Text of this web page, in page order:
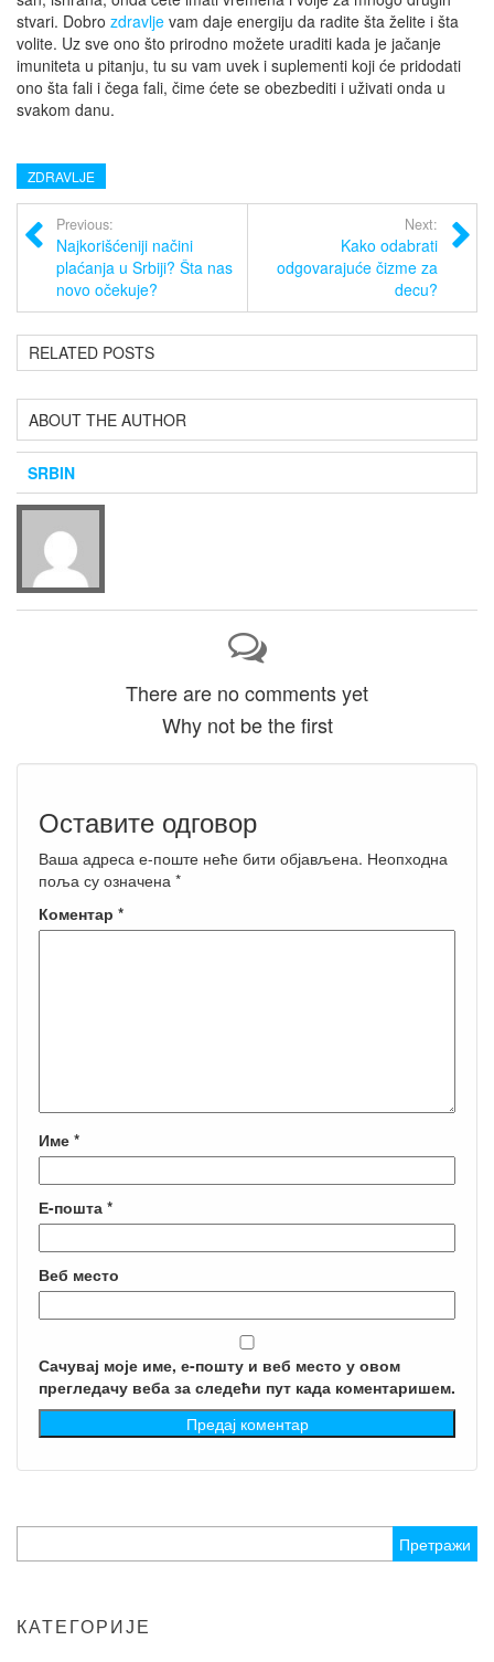
stvari. Dobro zdravlje vam daje energiju da radite šta želite i šta
volite. Uz sve ono što prirodno možete uraditi kada je jačanje
imuniteta u pitanju, tu su vam uvek i suplementi koji će pridodati
ono šta fali i čega fali, čime ćete se obezbediti i uživati onda u
svakom danu.
ZDRAVLJE
Previous:
Najkorišćeniji načini
plaćanja u Srbiji? Šta nas
novo očekuje?
Next:
Kako odabrati
odgovarajuće čizme za
decu?
RELATED POSTS
ABOUT THE AUTHOR
SRBIN
There are no comments yet
Why not be the first
Оставите одговор
Ваша адреса е-поште неће бити објављена. Неопходна
поља су означена *
Коментар *
Име *
Е-пошта *
Веб место
Сачувај моје име, е-пошту и веб место у овом
прегледачу веба за следећи пут када коментаришем.
за:
КАТЕГОРИЈЕ